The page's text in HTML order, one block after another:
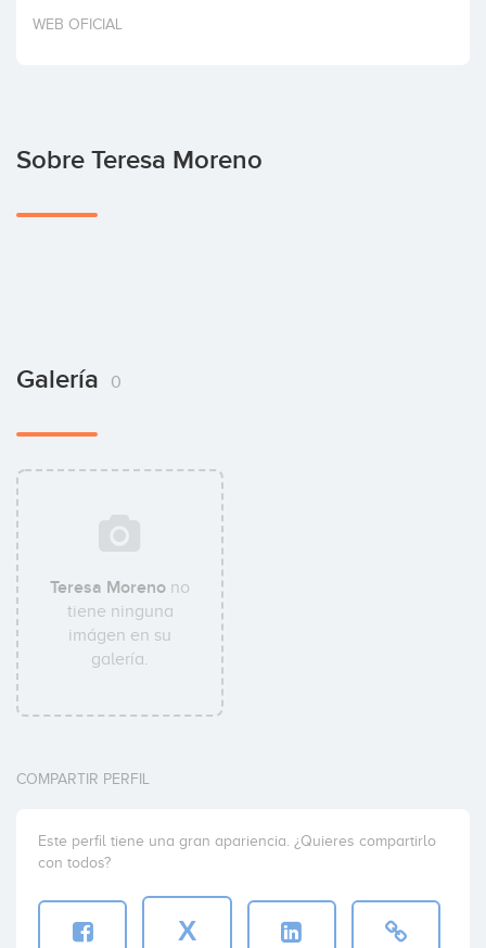
Invertir
WEB OFICIAL
Sobre Teresa Moreno
Galería 0
Teresa Moreno no
tiene ninguna
imágen en su
galería.
COMPARTIR PERFIL
Este perfil tiene una gran apariencia. ¿Quieres compartirlo
con todos?
X